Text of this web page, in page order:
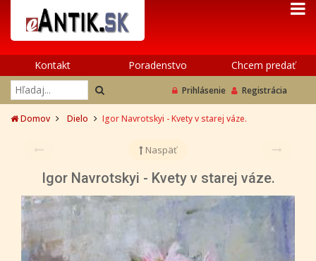
Kontakt Poradenstvo Chcem predať
Prihlásenie Registrácia
Domov Dielo Igor Navrotskyi - Kvety v starej váze.
Naspäť
Igor Navrotskyi - Kvety v starej váze.